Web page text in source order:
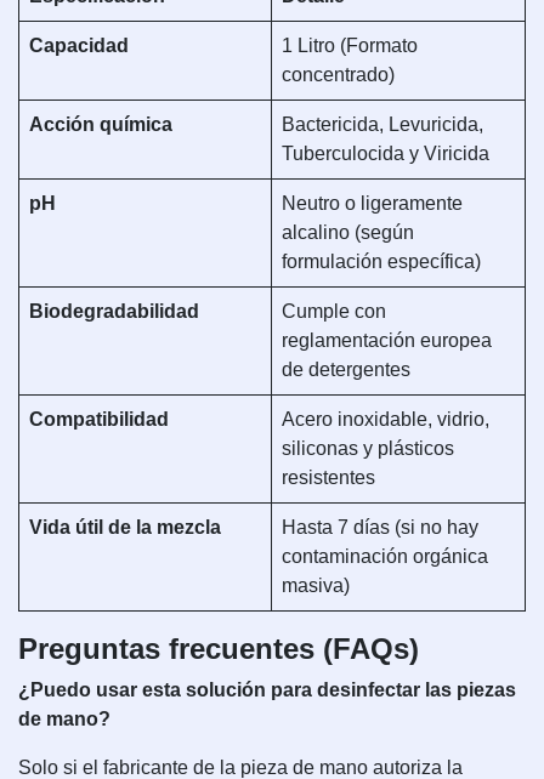
Capacidad
1 Litro (Formato
concentrado)
Acción química
Bactericida, Levuricida,
Tuberculocida y Viricida
pH
Neutro o ligeramente
alcalino (según
formulación específica)
Biodegradabilidad
Cumple con
reglamentación europea
de detergentes
Compatibilidad
Acero inoxidable, vidrio,
siliconas y plásticos
resistentes
Vida útil de la mezcla
Hasta 7 días (si no hay
contaminación orgánica
masiva)
Preguntas frecuentes (FAQs)
¿Puedo usar esta solución para desinfectar las piezas
de mano?
Solo si el fabricante de la pieza de mano autoriza la